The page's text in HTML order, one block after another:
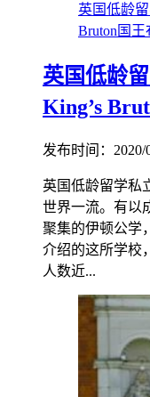
英国低龄
Bruton国王
英国低龄
King’s
发布时间：2020/
英国低龄留学私
世界一流。有以
聚集的伊顿公
介绍的这所学校
人数近...